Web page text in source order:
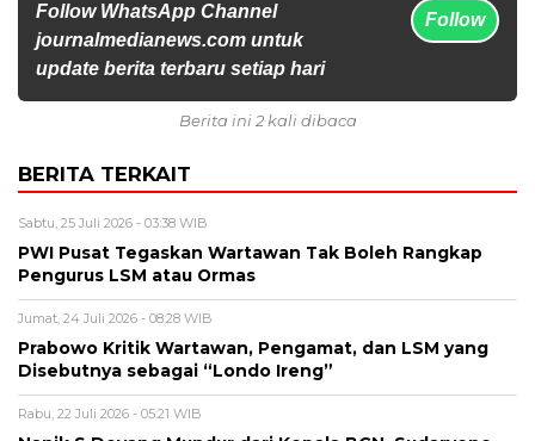
Follow WhatsApp Channel
journalmedianews.com untuk
update berita terbaru setiap hari
Follow
Berita ini 2 kali dibaca
BERITA TERKAIT
Sabtu, 25 Juli 2026 - 03:38 WIB
PWI Pusat Tegaskan Wartawan Tak Boleh Rangkap
Pengurus LSM atau Ormas
Jumat, 24 Juli 2026 - 08:28 WIB
Prabowo Kritik Wartawan, Pengamat, dan LSM yang
Disebutnya sebagai “Londo Ireng”
Rabu, 22 Juli 2026 - 05:21 WIB